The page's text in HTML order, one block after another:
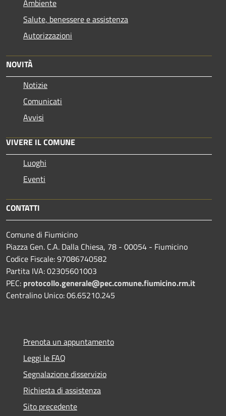
Ambiente
Salute, benessere e assistenza
Autorizzazioni
NOVITÀ
Notizie
Comunicati
Avvisi
VIVERE IL COMUNE
Luoghi
Eventi
CONTATTI
Comune di Fiumicino
Piazza Gen. C.A. Dalla Chiesa, 78 - 00054 - Fiumicino
Codice Fiscale: 97086740582
Partita IVA: 02305601003
PEC: protocollo.generale@pec.comune.fiumicino.rm.it
Centralino Unico: 06.65210.245
Prenota un appuntamento
Leggi le FAQ
Segnalazione disservizio
Richiesta di assistenza
Sito precedente